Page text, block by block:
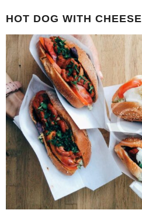
HOT DOG WITH CHEESE